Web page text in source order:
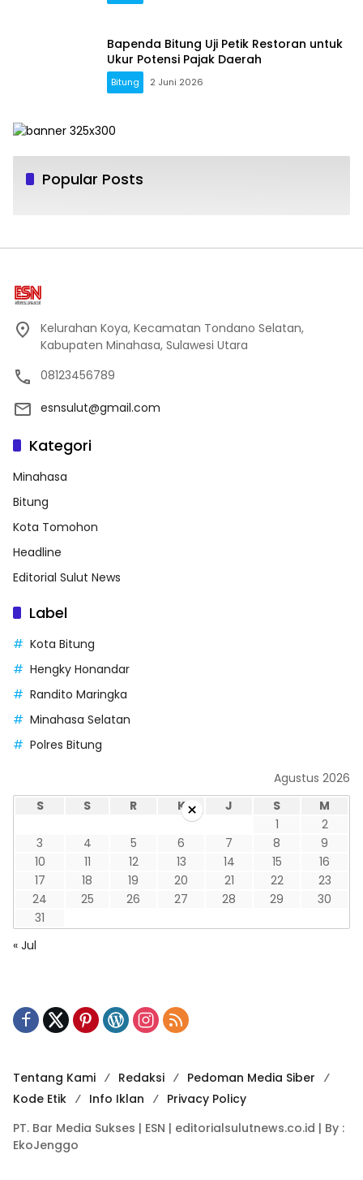
Bapenda Bitung Uji Petik Restoran untuk
Ukur Potensi Pajak Daerah
Bitung 2 Juni 2026
Popular Posts
Kelurahan Koya, Kecamatan Tondano Selatan,
Kabupaten Minahasa, Sulawesi Utara
08123456789
esnsulut@gmail.com
Kategori
Minahasa
Bitung
Kota Tomohon
Headline
Editorial Sulut News
Label
Kota Bitung
Hengky Honandar
Randito Maringka
Minahasa Selatan
Polres Bitung
Agustus 2026
S
S R K J S
M
1
2
3
4 5 6 7 8
9
10
11 12 13 14 15
16
17
18 19 20 21 22
23
24
25 26 27 28 29
30
31
« Jul
Tentang Kami Redaksi
Pedoman Media Siber
Kode Etik
Info Iklan
Privacy Policy
PT. Bar Media Sukses | ESN | editorialsulutnews.co.id | By :
EkoJenggo
×